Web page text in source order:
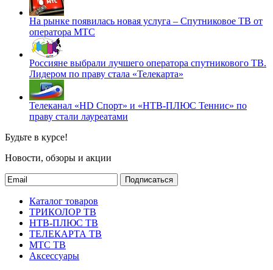
На рынке появилась новая услуга – Спутниковое ТВ от
оператора МТС
Россияне выбрали лучшего оператора спутникового ТВ.
Лидером по праву стала «Телекарта»
Телеканал «HD Спорт» и «НТВ-ПЛЮС Теннис» по
праву стали лауреатами
Будьте в курсе!
Новости, обзоры и акции
Подписаться
Каталог товаров
ТРИКОЛОР ТВ
НТВ-ПЛЮС ТВ
ТЕЛЕКАРТА ТВ
МТС ТВ
Аксессуары